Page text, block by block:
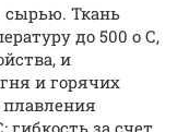
сырью. Ткань
до 500 о С,
и
и горячих
гибкость за счет